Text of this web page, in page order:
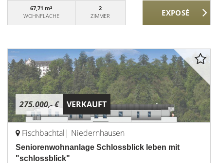
67,71 m²
WOHNFLÄCHE
2
ZIMMER
275.000,- € VERKAUFT
Fischbachtal| Niedernhausen
Seniorenwohnanlage Schlossblick leben mit
"schlossblick"